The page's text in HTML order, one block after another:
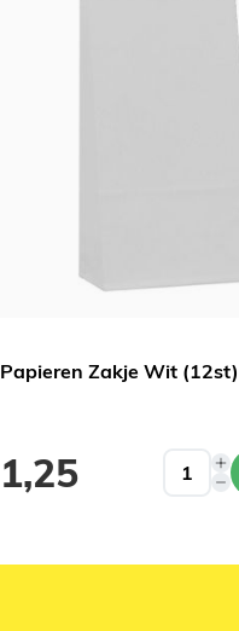
Papieren Zakje Wit (12st)
1,25